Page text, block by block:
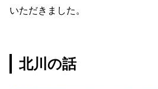
いただきました。
北川の話